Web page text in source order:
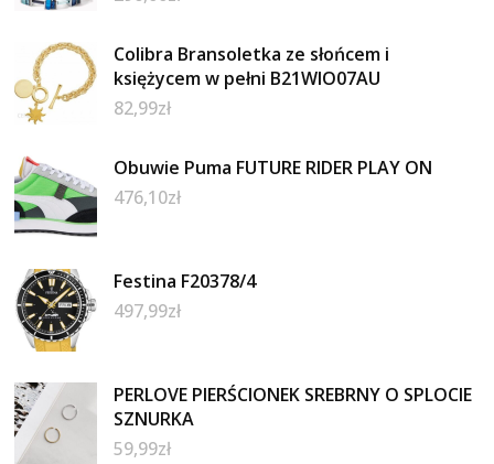
Colibra Bransoletka ze słońcem i
księżycem w pełni B21WIO07AU
82,99zł
Obuwie Puma FUTURE RIDER PLAY ON
476,10zł
Festina F20378/4
497,99zł
PERLOVE PIERŚCIONEK SREBRNY O SPLOCIE
SZNURKA
59,99zł